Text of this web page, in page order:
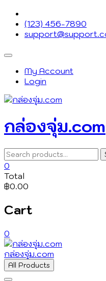
Skip
content
(123) 456-7890
Topbar
MenuMy Account
Login
กล่องจุ่ม.com
Search
for:
0
Total
฿0.00
Cart
0
กล่องจุ่ม.com
All Products